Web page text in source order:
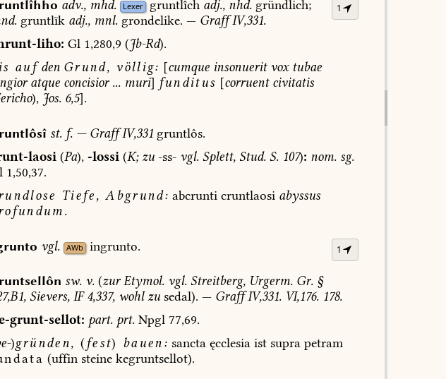
1
adv., mhd. Lexer gruntlîch adj.,nhd.gründlich;
gruntlĩk adj.,mnl.grondelike. — GraffIV,331.
liho: Gl1,280,9 (Jb-Rd).
auf den Grund, völlig: [cumqueinsonuerit voxtubae
atqueconcisior...muri] funditus [corruentcivitatis
), Jos.6,5].
st. f. —GraffIV,331 gruntlôs.
laosi(Pa), -lossi(K;zu-ss- vgl.Splett,Stud. S.107): nom.sg.
1,50,37.
Tiefe, Abgrund: abcrunti cruntlaosi abyssus
1
vgl. AWb ingrunto.
sw. v. (zurEtymol. vgl. Streitberg, Urgerm. Gr. §
Sievers,IF4,337,wohlzusedal). — GraffIV,331.VI,176.178.
grunt-sellot: part.prt.Npgl77,69.
)gründen, ( fest) bauen: sancta ęcclesia ist supra petram
(uffin steine kegruntsellot).